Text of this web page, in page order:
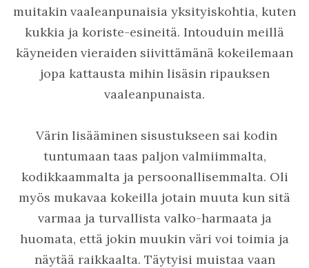
muitakin vaaleanpunaisia yksityiskohtia, kuten
kukkia ja koriste-esineitä. Intouduin meillä
käyneiden vieraiden siivittämänä kokeilemaan
jopa kattausta mihin lisäsin ripauksen
vaaleanpunaista.
Värin lisääminen sisustukseen sai kodin
tuntumaan taas paljon valmiimmalta,
kodikkaammalta ja persoonallisemmalta. Oli
myös mukavaa kokeilla jotain muuta kun sitä
varmaa ja turvallista valko-harmaata ja
huomata, että jokin muukin väri voi toimia ja
näytää raikkaalta. Täytyisi muistaa vaan